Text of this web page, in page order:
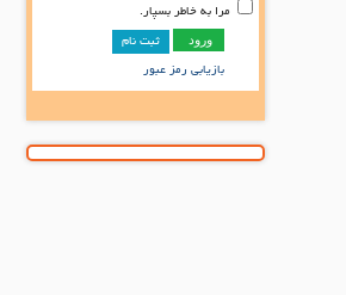
مرا به خاطر بسپار.
ثبت نام
بازیابی رمز عبور